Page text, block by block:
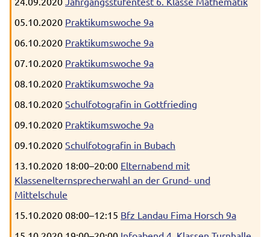
05.10.2020 Praktikumswoche 9a
06.10.2020 Praktikumswoche 9a
07.10.2020 Praktikumswoche 9a
08.10.2020 Praktikumswoche 9a
08.10.2020 Schulfotografin in Gottfrieding
09.10.2020 Praktikumswoche 9a
09.10.2020 Schulfotografin in Bubach
13.10.2020 18:00–20:00 Elternabend mit
Klassenelternsprecherwahl an der Grund- und
Mittelschule
15.10.2020 08:00–12:15 Bfz Landau Fima Horsch 9a